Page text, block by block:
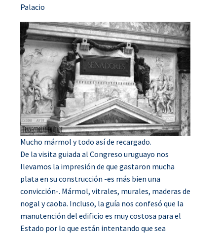
Palacio
Mucho mármol y todo así de recargado.
De la visita guiada al Congreso uruguayo nos
llevamos la impresión de que gastaron mucha
plata en su construcción -es más bien una
convicción-. Mármol, vitrales, murales, maderas de
nogal y caoba. Incluso, la guía nos confesó que la
manutención del edificio es muy costosa para el
Estado por lo que están intentando que sea